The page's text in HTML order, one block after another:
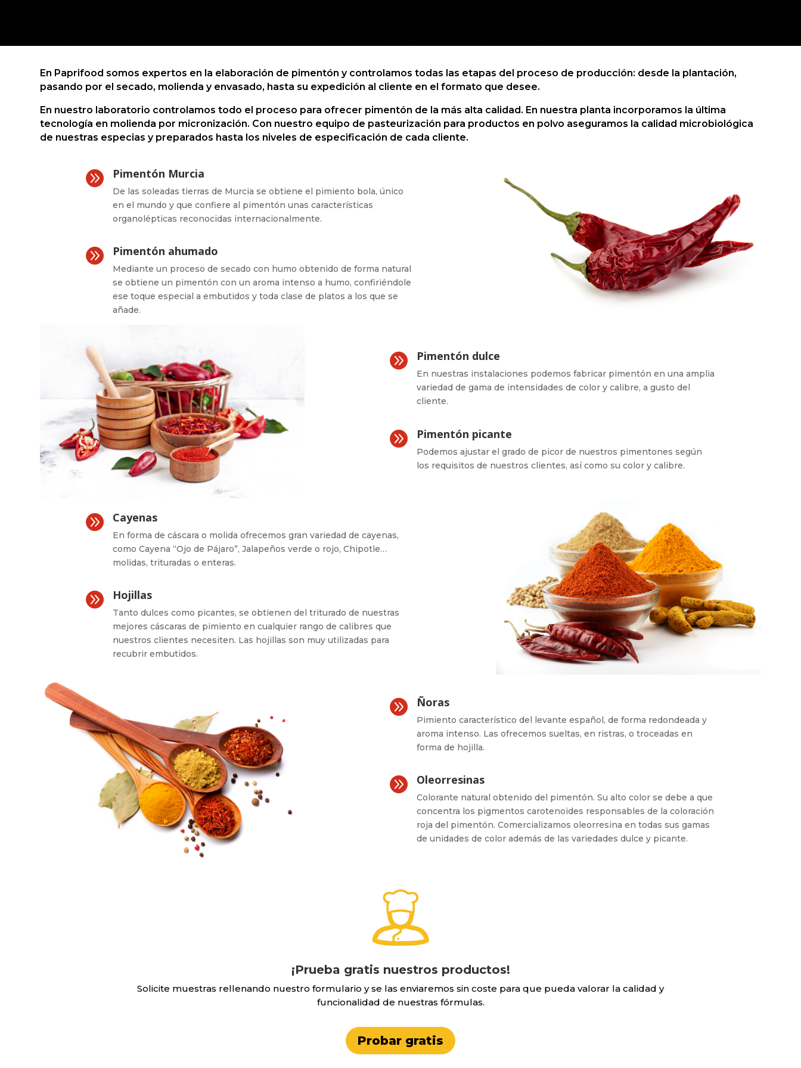
En Paprifood somos expertos en la elaboración de pimentón y controlamos todas las etapas del proceso de producción: desde la plantación,
pasando por el secado, molienda y envasado, hasta su expedición al cliente en el formato que desee.
En nuestro laboratorio controlamos todo el proceso para ofrecer pimentón de la más alta calidad. En nuestra planta incorporamos la última
tecnología en molienda por micronización. Con nuestro equipo de pasteurización para productos en polvo aseguramos la calidad microbiológica
de nuestras especias y preparados hasta los niveles de especificación de cada cliente.
 Pimentón Murcia
De las soleadas tierras de Murcia se obtiene el pimiento bola, único
en el mundo y que confiere al pimentón unas características
organolépticas reconocidas internacionalmente.
 Pimentón ahumado
Mediante un proceso de secado con humo obtenido de forma natural
se obtiene un pimentón con un aroma intenso a humo, confiriéndole
ese toque especial a embutidos y toda clase de platos a los que se
añade.
 Pimentón dulce
En nuestras instalaciones podemos fabricar pimentón en una amplia
variedad de gama de intensidades de color y calibre, a gusto del
cliente.
 Pimentón picante
Podemos ajustar el grado de picor de nuestros pimentones según
los requisitos de nuestros clientes, así como su color y calibre.
 Cayenas
En forma de cáscara o molida ofrecemos gran variedad de cayenas,
como Cayena “Ojo de Pájaro”, Jalapeños verde o rojo, Chipotle…
molidas, trituradas o enteras.
 Hojillas
Tanto dulces como picantes, se obtienen del triturado de nuestras
mejores cáscaras de pimiento en cualquier rango de calibres que
nuestros clientes necesiten. Las hojillas son muy utilizadas para
recubrir embutidos.
 Ñoras
Pimiento característico del levante español, de forma redondeada y
aroma intenso. Las ofrecemos sueltas, en ristras, o troceadas en
forma de hojilla.
 Oleorresinas
Colorante natural obtenido del pimentón. Su alto color se debe a que
concentra los pigmentos carotenoides responsables de la coloración
roja del pimentón. Comercializamos oleorresina en todas sus gamas
de unidades de color además de las variedades dulce y picante.
¡Prueba gratis nuestros productos!
Solicite muestras rellenando nuestro formulario y se las enviaremos sin coste para que pueda valorar la calidad y
funcionalidad de nuestras fórmulas.
Probar gratis